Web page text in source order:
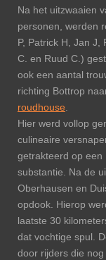
Na het uitzwaaien
personen, werden
P, Patrick H, Jan J,
C. en Ruud C.)
ook een aantal
richting Bottrop
roudhouse
Hier werd vollop
culineaire
getrakteerd op een
substantie. Na de
Oberhausen en
opdook. Hierop
laatste 30
dat vochtige spul.
door rijders die